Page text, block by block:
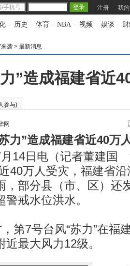
注册 我
- 历史 - 体育 - NBA - 视频 - 娱谈 -
来袭 > 最新消息
”造成福建省近
参与)
网
力”造成福建省近40万
日电（记者董建国
40万人受灾，福建省
，部分县（市、区）还
戒水位洪水。
7号台风“苏力”在福
最大风力12级。